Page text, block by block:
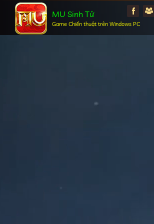
MU Sinh Tử
Game Chiến thuật trên Windows PC